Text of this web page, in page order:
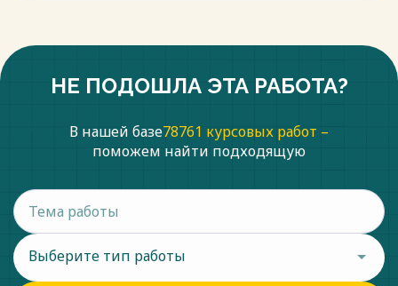
НЕ ПОДОШЛА ЭТА РАБОТА?
В нашей базе78761 курсовых работ –
поможем найти подходящую
Выберите тип работы